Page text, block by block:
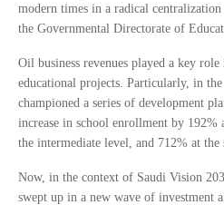
modern times in a radical
the Governmental Directorate of
Oil business revenues played a key
educational projects. Particularly, in the
championed a series of development
increase in school enrollment by 192%
the intermediate level, and 712% at the
Now, in the context of Saudi Vision
swept up in a new wave of investment